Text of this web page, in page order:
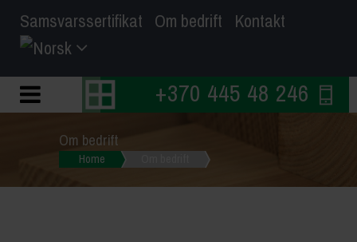
Samsvarssertifikat Om bedrift Kontakt
+370 445 48 246
Om bedrift
Home